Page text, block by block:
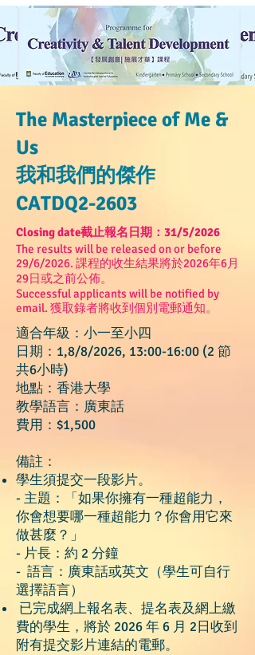
The Masterpiece of Me &
Us
我和我們的傑作
CATDQ2-2603
Closing date截止報名日期：31/5/2026
The results will be released on or before
29/6/2026. 課程的收生結果將於2026年6月
29日或之前公佈。​
Successful applicants will be notified by
email. 獲取錄者將收到個別電郵通知。
適合年級：小一至小四
日期：1,8/8/2026, 13:00-16:00 (2 節
共6小時)
​地點：香港大學
教學語言：廣東話
費用：$1,500
備註：
學生須提交一段影片。
- 主題：「如果你擁有一種超能力，
你會想要哪一種超能力？你會用它來
做甚麼？」
- 片長：約 2 分鐘
- 語言：廣東話或英文（學生可自行
選擇語言）
已完成網上報名表、提名表及網上繳
費的學生，將於 2026 年 6 月 2日收到
附有提交影片連結的電郵。